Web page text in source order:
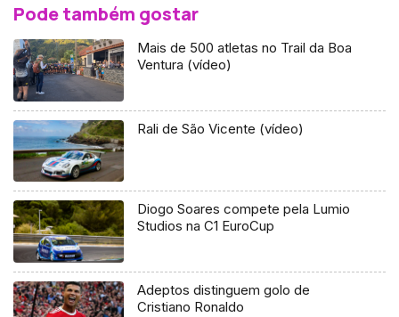
Pode também gostar
Mais de 500 atletas no Trail da Boa
Ventura (vídeo)
Rali de São Vicente (vídeo)
Diogo Soares compete pela Lumio
Studios na C1 EuroCup
Adeptos distinguem golo de
Cristiano Ronaldo